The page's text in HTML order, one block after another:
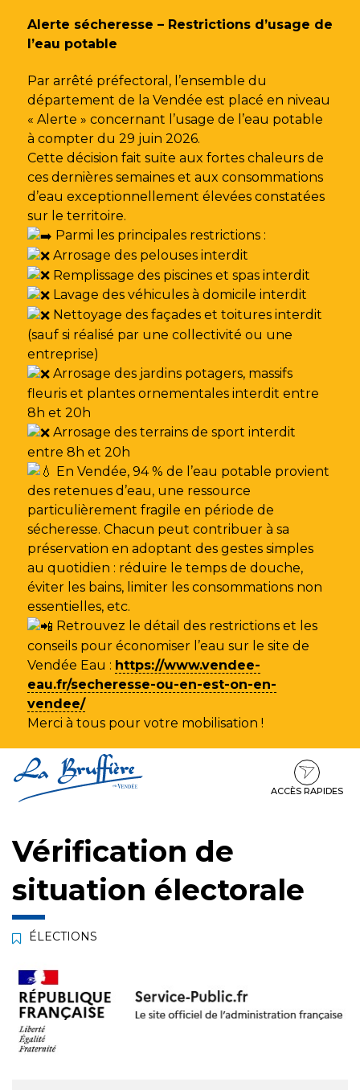
Alerte sécheresse – Restrictions d’usage de
l’eau potable
Par arrêté préfectoral, l’ensemble du
département de la Vendée est placé en niveau
« Alerte » concernant l’usage de l’eau potable
à compter du 29 juin 2026.
Cette décision fait suite aux fortes chaleurs de
ces dernières semaines et aux consommations
d’eau exceptionnellement élevées constatées
sur le territoire.
Parmi les principales restrictions :
Arrosage des pelouses interdit
Remplissage des piscines et spas interdit
Lavage des véhicules à domicile interdit
Nettoyage des façades et toitures interdit
(sauf si réalisé par une collectivité ou une
entreprise)
Arrosage des jardins potagers, massifs
fleuris et plantes ornementales interdit entre
8h et 20h
Arrosage des terrains de sport interdit
entre 8h et 20h
En Vendée, 94 % de l’eau potable provient
des retenues d’eau, une ressource
particulièrement fragile en période de
sécheresse. Chacun peut contribuer à sa
préservation en adoptant des gestes simples
au quotidien : réduire le temps de douche,
éviter les bains, limiter les consommations non
essentielles, etc.
Retrouvez le détail des restrictions et les
conseils pour économiser l’eau sur le site de
Vendée Eau : https://www.vendee-
eau.fr/secheresse-ou-en-est-on-en-
vendee/
Merci à tous pour votre mobilisation !
au
contenu
au
ACCÈS RAPIDES
Vérification de
situation électorale
ÉLECTIONS